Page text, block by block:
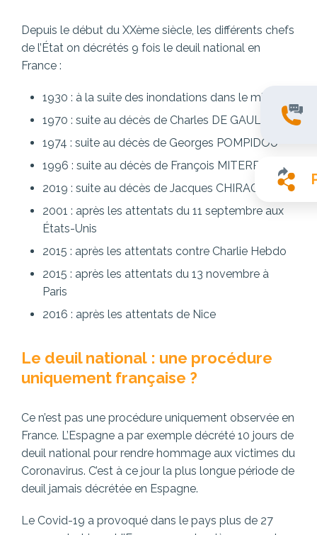
Depuis le début du XXème siècle, les différents chefs
de l’État on décrétés 9 fois le deuil national en
France :
1930 : à la suite des inondations dans le midi
1970 : suite au décès de Charles DE GAULLE
1974 : suite au décès de Georges POMPIDOU
1996 : suite au décès de François MITERRAND
2019 : suite au décès de Jacques CHIRAC
2001 : après les attentats du 11 septembre aux
États-Unis
2015 : après les attentats contre Charlie Hebdo
2015 : après les attentats du 13 novembre à
Paris
2016 : après les attentats de Nice
Le deuil national : une procédure
uniquement française ?
Ce n’est pas une procédure uniquement observée en
France. L’Espagne a par exemple décrété 10 jours de
deuil national pour rendre hommage aux victimes du
Coronavirus. C’est à ce jour la plus longue période de
deuil jamais décrétée en Espagne.
Le Covid-19 a provoqué dans le pays plus de 27